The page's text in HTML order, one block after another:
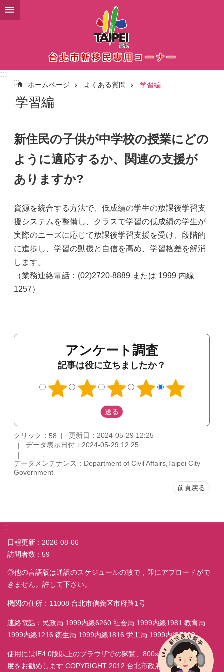
メインコンテンツブロックにスキップ
:::
:::
ホームページ よくある質問 学習編
学習編
新住民の子供が中学校の授業にどの
ように適応するか、関連の支援が
ありますか?
資源を統合する方法で、低成績の学生の放課後学習支
援システムを整備し、クラスで学習の低成績の学生が
実際のニーズに応じて放課後学習支援を受け、段階的
に進歩し、学習の動機と自信を高め、学習格差を解消
します。
（業務連絡電話：(02)2720-8889 または 1999 内線
1257）
アンケート調査
記事は役に立ちましたか？
クリック： 58
更新日：2024-05-29 12:25
データ表示日付：2024-05-29 12:25
データメンテナンス：Department of Civil Affairs,Taipei City
Government
前頁戻る
:::
日程更新
2026-08-06
訪問者数
59
◎他の言語版は通訳のスケジュールの故で，即にアプロードがで
きません。許して下さい。
機関の住所：11008 台北市信義区市府路1号
連絡電話：民政局 1999内線6260 社会局 1999内線1981 教育局
1999内線1216 衛生局 1999内線1816 労工局 1999内線7038
使用にはIE4.0版以上のブラウザでの閲覧、800x600モニター解析
度をお勧めします COPYRIGHT 2012 台北市政府民政局 ALL